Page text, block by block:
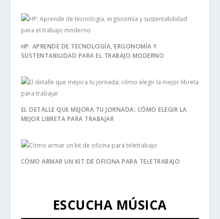
HP: APRENDE DE TECNOLOGÍA, ERGONOMÍA Y
SUSTENTABILIDAD PARA EL TRABAJO MODERNO
EL DETALLE QUE MEJORA TU JORNADA: CÓMO ELEGIR LA
MEJOR LIBRETA PARA TRABAJAR
CÓMO ARMAR UN KIT DE OFICINA PARA TELETRABAJO
ESCUCHA MÚSICA